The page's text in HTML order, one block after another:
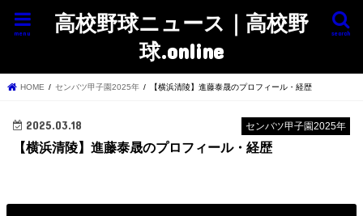
高校野球ニュース｜高校野
球.online
search
menu
HOME センバツ甲子園2025年 【横浜清陵】進藤泰晟のプロフィール・経歴
センバツ甲子園2025年
2025.03.18
【横浜清陵】進藤泰晟のプロフィール・経歴